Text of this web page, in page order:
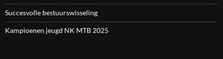
Succesvolle bestuurswisseling
Kampioenen jeugd NK MTB 2025